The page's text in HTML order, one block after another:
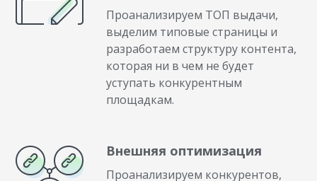
Проанализируем ТОП выдачи,
выделим типовые страницы и
разработаем структуру контента,
которая ни в чем не будет
уступать конкурентным
площадкам.
Внешняя оптимизация
Проанализируем конкурентов,